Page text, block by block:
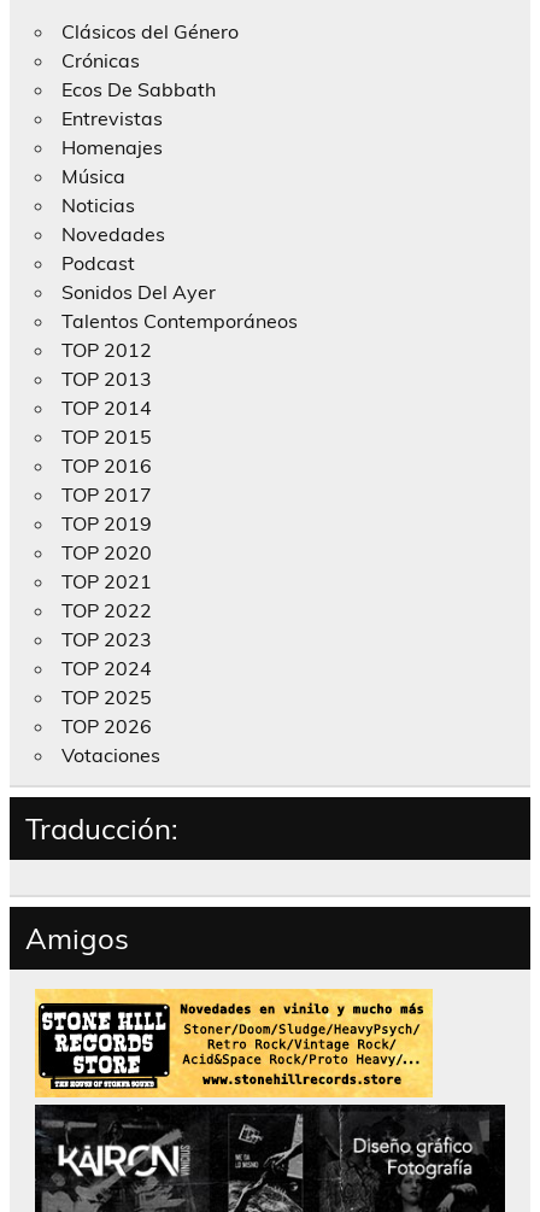
Clásicos del Género
Crónicas
Ecos De Sabbath
Entrevistas
Homenajes
Música
Noticias
Novedades
Podcast
Sonidos Del Ayer
Talentos Contemporáneos
TOP 2012
TOP 2013
TOP 2014
TOP 2015
TOP 2016
TOP 2017
TOP 2019
TOP 2020
TOP 2021
TOP 2022
TOP 2023
TOP 2024
TOP 2025
TOP 2026
Votaciones
Traducción:
Amigos